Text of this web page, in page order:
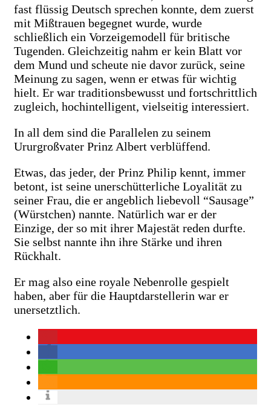
fast flüssig Deutsch sprechen konnte, dem zuerst
mit Mißtrauen begegnet wurde, wurde
schließlich ein Vorzeigemodell für britische
Tugenden. Gleichzeitig nahm er kein Blatt vor
dem Mund und scheute nie davor zurück, seine
Meinung zu sagen, wenn er etwas für wichtig
hielt. Er war traditionsbewusst und fortschrittlich
zugleich, hochintelligent, vielseitig interessiert.
In all dem sind die Parallelen zu seinem
Ururgroßvater Prinz Albert verblüffend.
Etwas, das jeder, der Prinz Philip kennt, immer
betont, ist seine unerschütterliche Loyalität zu
seiner Frau, die er angeblich liebevoll “Sausage”
(Würstchen) nannte. Natürlich war er der
Einzige, der so mit ihrer Majestät reden durfte.
Sie selbst nannte ihn ihre Stärke und ihren
Rückhalt.
Er mag also eine royale Nebenrolle gespielt
haben, aber für die Hauptdarstellerin war er
unersetztlich.